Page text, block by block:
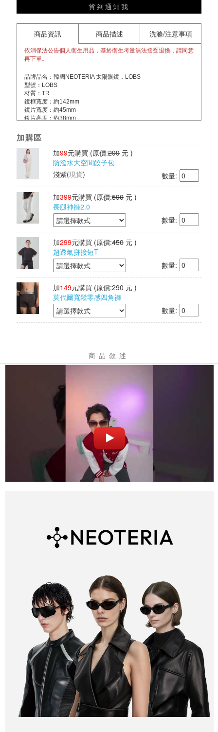
貨到通知我
商品資訊 商品描述 洗滌/注意事項
依消保法公告個人衛生用品，基於衛生考量無法接受退換，請同意
再下單。
品牌品名：韓國NEOTERIA 太陽眼鏡．LOBS
型號：LOBS
材質：TR
鏡框寬度：約142mm
鏡片寬度：約45mm
鏡片高度：約38mm
鏡腿長度:約148mm
淨重：約26g
商檢字號：D3C824
本賣場墨鏡皆符合經濟部標準檢驗局合格檢測指定代碼：
CNS15067
配件：眼鏡盒*1+眼鏡布*1+正品卡*1
產地：中國製造/韓國監製
加購區
加99元購買 (原價:299 元 )
防潑水大空間餃子包
淺紫(現貨) 數量:
加399元購買 (原價:590 元 )
長腿神褲2.0
數量:
加299元購買 (原價:450 元 )
超透氣拼接短T
數量:
加149元購買 (原價:290 元 )
莫代爾寬鬆零感四角褲
數量:
商品敘述